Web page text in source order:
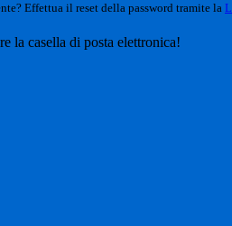
Effettua il reset della password tramite la
la casella di posta elettronica!